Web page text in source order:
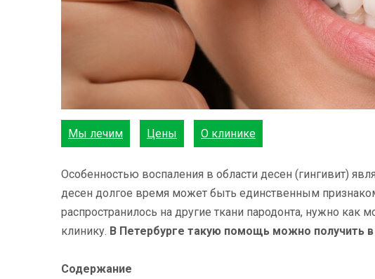
Мы лечим Цены О клинике
Особенностью воспаления в области десен (гингивит)
десен долгое время может быть единственным
распространилось на другие ткани пародонта, нужно
клинику. В Петербурге такую помощь можно получить
Содержание